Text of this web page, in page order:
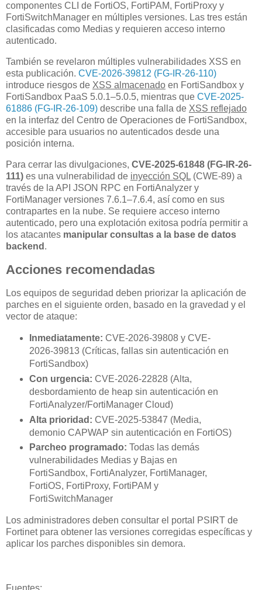
componentes CLI de FortiOS, FortiPAM, FortiProxy y
FortiSwitchManager en múltiples versiones. Las tres están
clasificadas como Medias y requieren acceso interno
autenticado.
También se revelaron múltiples vulnerabilidades XSS en
esta publicación. CVE-2026-39812 (FG-IR-26-110)
introduce riesgos de XSS almacenado en FortiSandbox y
FortiSandbox PaaS 5.0.1–5.0.5, mientras que CVE-2025-
61886 (FG-IR-26-109) describe una falla de XSS reflejado
en la interfaz del Centro de Operaciones de FortiSandbox,
accesible para usuarios no autenticados desde una
posición interna.
Para cerrar las divulgaciones, CVE-2025-61848 (FG-IR-26-
111) es una vulnerabilidad de inyección SQL (CWE-89) a
través de la API JSON RPC en FortiAnalyzer y
FortiManager versiones 7.6.1–7.6.4, así como en sus
contrapartes en la nube. Se requiere acceso interno
autenticado, pero una explotación exitosa podría permitir a
los atacantes manipular consultas a la base de datos
backend .
Acciones recomendadas
Los equipos de seguridad deben priorizar la aplicación de
parches en el siguiente orden, basado en la gravedad y el
vector de ataque:
Inmediatamente: CVE-2026-39808 y CVE-
2026-39813 (Críticas, fallas sin autenticación en
FortiSandbox)
Con urgencia: CVE-2026-22828 (Alta,
desbordamiento de heap sin autenticación en
FortiAnalyzer/FortiManager Cloud)
Alta prioridad: CVE-2025-53847 (Media,
demonio CAPWAP sin autenticación en FortiOS)
Parcheo programado: Todas las demás
vulnerabilidades Medias y Bajas en
FortiSandbox, FortiAnalyzer, FortiManager,
FortiOS, FortiProxy, FortiPAM y
FortiSwitchManager
Los administradores deben consultar el portal PSIRT de
Fortinet para obtener las versiones corregidas específicas y
aplicar los parches disponibles sin demora.